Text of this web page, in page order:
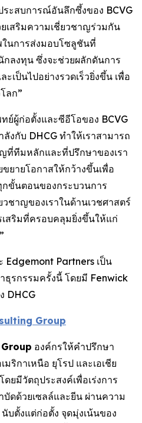
ระสบการณ์อันลึกซึ้งของ BCVG
เสริมความเชี่ยวชาญร่วมกัน
ในการส่งมอบโซลูชันที่
ลงทุน ซึ่งจะช่วยผลักดันการ
เป็นไปอย่างรวดเร็วยิ่งขึ้น เพื่อ
ลก”
ย์ผู้ก่อตั้งและซีอีโอของ BCVG
งกับ DHCG ทำให้เราสามารถ
ที่ทีมหลักและที่ปรึกษาของเรา
ยายโอกาสให้กว้างขึ้นเพื่อ
ขั้นตอนของกระบวนการ
ชาญของเราในด้านเวชศาสตร์
สริมที่ครอบคลุมยิ่งขึ้นให้แก่
Edgemont Partners เป็น
ธุรกรรมครั้งนี้ โดยมี Fenwick
DHCG
Group
องค์กรให้คำปรึกษา
ริกาเหนือ ยุโรป และเอเชีย
ยมีวัตถุประสงค์เพื่อเร่งการ
ดด้วยเซลล์และยีน ผ่านความ
บตั้งแต่ก่อตั้ง จุดมุ่งเน้นของ